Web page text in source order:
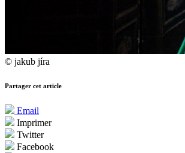
© jakub jíra
Partager cet article
Email
Imprimer
Twitter
Facebook